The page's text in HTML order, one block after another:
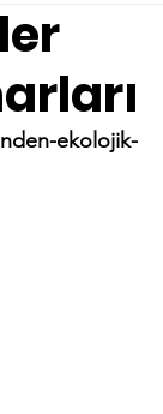
ekolojik-